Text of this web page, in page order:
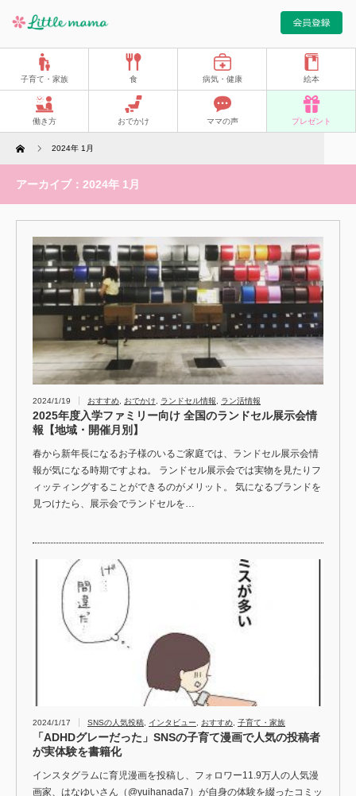
子育て・家族 食 病気・健康 絵本
働き方 おでかけ ママの声 プレゼント
Home 2024年 1月
アーカイブ：2024年 1月
2024/1/19 おすすめ おでかけ ランドセル情報 ラン活情報
2025年度入学ファミリー向け 全国のランドセル展示会情
報【地域・開催月別】
春から新年長になるお子様のいるご家庭では、ランドセル展示会情
報が気になる時期ですよね。 ランドセル展示会では実物を見たりフ
ィッティングすることができるのがメリット。 気になるブランドを
見つけたら、展示会でランドセルを…
2024/1/17 SNSの人気投稿, インタビュー, おすすめ, 子育て・家族
「ADHDグレーだった」SNSの子育て漫画で人気の投稿者
が実体験を書籍化
インスタグラムに育児漫画を投稿し、フォロワー11.9万人の人気漫
画家、はなゆいさん（@yuihanada7）が自身の体験を綴ったコミッ